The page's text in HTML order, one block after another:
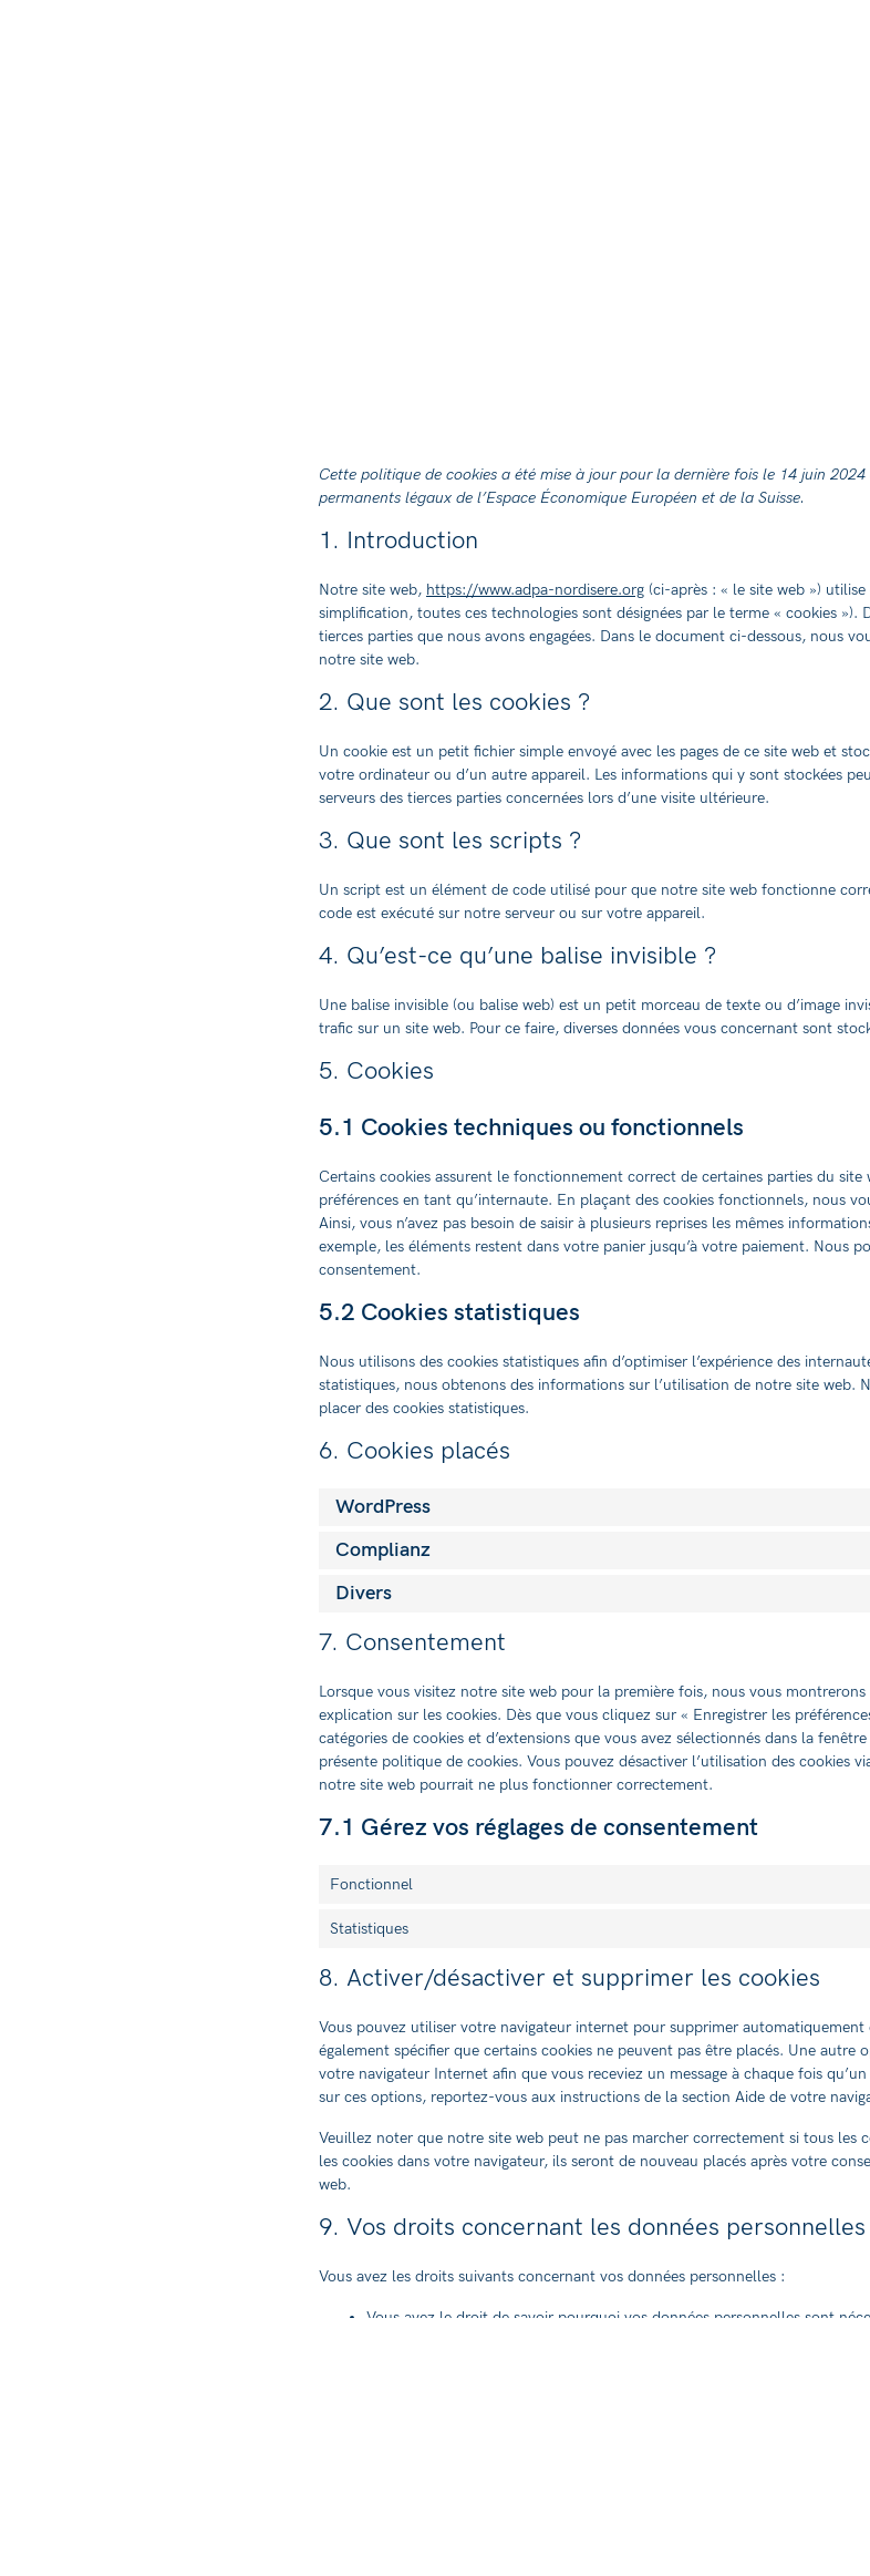
Cette politique de cookies a été mise à jour pour la dernière fois le 14 juin
permanents légaux de l’Espace Économique Européen et de la Suisse.
1. Introduction
Notre site web, https://www.adpa-nordisere.org (ci-après : « le site web »)
simplification, toutes ces technologies sont désignées par le terme « cookies »).
tierces parties que nous avons engagées. Dans le document ci-dessous, nous
notre site web.
2. Que sont les cookies ?
Un cookie est un petit fichier simple envoyé avec les pages de ce site web et
votre ordinateur ou d’un autre appareil. Les informations qui y sont stockées
serveurs des tierces parties concernées lors d’une visite ultérieure.
3. Que sont les scripts ?
Un script est un élément de code utilisé pour que notre site web fonctionne
code est exécuté sur notre serveur ou sur votre appareil.
4. Qu’est-ce qu’une balise invisible ?
Une balise invisible (ou balise web) est un petit morceau de texte ou d’image
trafic sur un site web. Pour ce faire, diverses données vous concernant sont
5. Cookies
5.1 Cookies techniques ou fonctionnels
Certains cookies assurent le fonctionnement correct de certaines parties du
préférences en tant qu’internaute. En plaçant des cookies fonctionnels, nous
Ainsi, vous n’avez pas besoin de saisir à plusieurs reprises les mêmes
exemple, les éléments restent dans votre panier jusqu’à votre paiement. Nous
consentement.
5.2 Cookies statistiques
Nous utilisons des cookies statistiques afin d’optimiser l’expérience des
statistiques, nous obtenons des informations sur l’utilisation de notre site web.
placer des cookies statistiques.
6. Cookies placés
WordPress
Complianz
Divers
7. Consentement
Lorsque vous visitez notre site web pour la première fois, nous vous
explication sur les cookies. Dès que vous cliquez sur « Enregistrer les
catégories de cookies et d’extensions que vous avez sélectionnés dans la
présente politique de cookies. Vous pouvez désactiver l’utilisation des cookies
notre site web pourrait ne plus fonctionner correctement.
7.1 Gérez vos réglages de consentement
Fonctionnel
Statistiques
8. Activer/désactiver et supprimer les cookies
Vous pouvez utiliser votre navigateur internet pour supprimer
également spécifier que certains cookies ne peuvent pas être placés. Une autre
votre navigateur Internet afin que vous receviez un message à chaque fois
sur ces options, reportez-vous aux instructions de la section Aide de votre
Veuillez noter que notre site web peut ne pas marcher correctement si tous les
les cookies dans votre navigateur, ils seront de nouveau placés après votre
web.
9. Vos droits concernant les données personnelles
Vous avez les droits suivants concernant vos données personnelles :
Vous avez le droit de savoir pourquoi vos données personnelles sont